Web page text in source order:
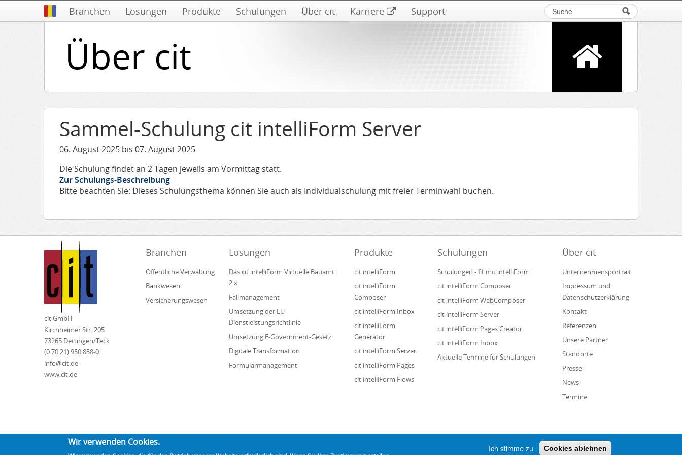
Branchen Lösungen Produkte Schulungen Über cit Karriere Support Suchformular
Suche
Über cit
Sammel-Schulung cit intelliForm Server
06. August 2025 bis 07. August 2025
Die Schulung findet an 2 Tagen jeweils am Vormittag statt.
Zur Schulungs-Beschreibung
Bitte beachten Sie: Dieses Schulungsthema können Sie auch als Individualschulung mit freier Terminwahl buchen.
cit GmbH
Kirchheimer Str. 205
73265 Dettingen/Teck
(0 70 21) 950 858-0
info@cit.de
www.cit.de
Branchen
Öffentliche Verwaltung
Bankwesen
Versicherungswesen
Lösungen
Das cit intelliForm Virtuelle Bauamt
2.x
Fallmanagement
Umsetzung der EU-
Dienstleistungsrichtlinie
Umsetzung E-Government-Gesetz
Digitale Transformation
Formularmanagement
Produkte
cit intelliForm
cit intelliForm
Composer
cit intelliForm Inbox
cit intelliForm
Generator
cit intelliForm Server
cit intelliForm Pages
cit intelliForm Flows
Schulungen
Schulungen - fit mit intelliForm
cit intelliForm Composer
cit intelliForm WebComposer
cit intelliForm Server
cit intelliForm Pages Creator
cit intelliForm Inbox
Aktuelle Termine für Schulungen
Über cit
Unternehmensportrait
Impressum und
Datenschutzerklärung
Kontakt
Referenzen
Unsere Partner
Standorte
Presse
News
Termine
Wir verwenden Cookies.
Ich stimme zu Cookies ablehnen